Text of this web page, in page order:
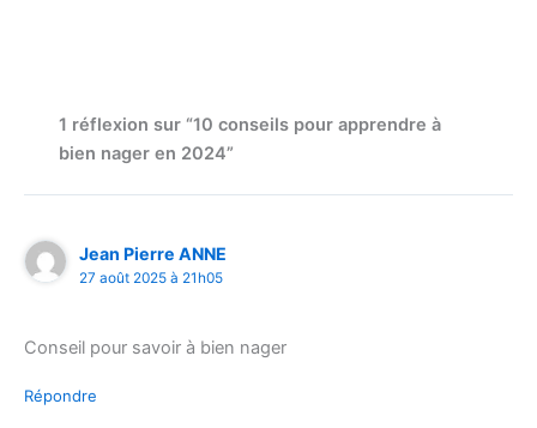
1 réflexion sur “10 conseils pour apprendre à
bien nager en 2024”
Jean Pierre ANNE
27 août 2025 à 21h05
Conseil pour savoir à bien nager
Répondre